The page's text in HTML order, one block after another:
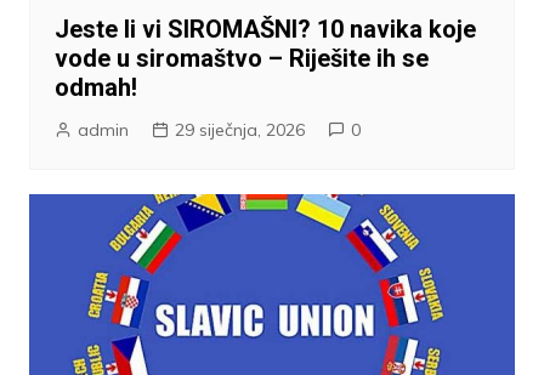
Jeste li vi SIROMAŠNI? 10 navika koje
vode u siromaštvo – Riješite ih se
odmah!
admin 29 siječnja, 2026 0